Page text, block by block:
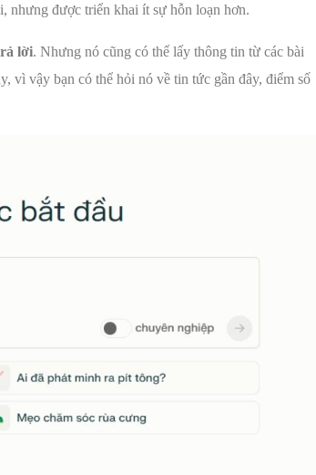
nhưng được triển khai ít sự hỗn loạn hơn.
lời. Nhưng nó cũng có thể lấy thông tin từ các bài
vì vậy bạn có thể hỏi nó về tin tức gần đây, điểm số